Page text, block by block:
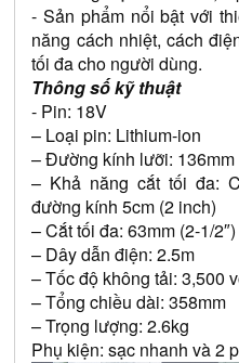
- Sản phẩm nổi bật với
năng cách nhiệt, cách
tối đa cho người dùng.
Thông số kỹ thuật
- Pin: 18V
– Loại pin: Lithium-ion
– Đường kính lưỡi: 136mm
– Khả năng cắt tối đa:
đường kính 5cm (2 inch)
– Cắt tối đa: 63mm (2-1/2″)
– Dây dẫn điện: 2.5m
– Tốc độ không tải: 3,500
– Tổng chiều dài: 358mm
– Trọng lượng: 2.6kg
Phụ kiện: sạc nhanh và 2